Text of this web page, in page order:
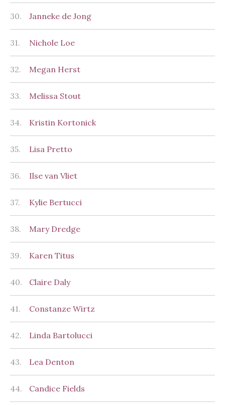
30. Janneke de Jong
31. Nichole Loe
32. Megan Herst
33. Melissa Stout
34. Kristin Kortonick
35. Lisa Pretto
36. Ilse van Vliet
37. Kylie Bertucci
38. Mary Dredge
39. Karen Titus
40. Claire Daly
41. Constanze Wirtz
42. Linda Bartolucci
43. Lea Denton
44. Candice Fields